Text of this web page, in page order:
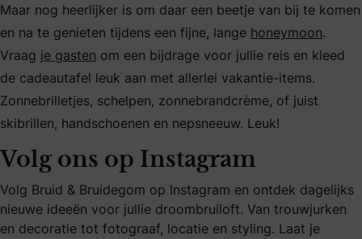
Maar nog heerlijker is om daar een beetje van bij te komen
en na te genieten tijdens een fijne, lange honeymoon.
Vraag je gasten om een bijdrage voor jullie reis en kleed
de cadeautafel leuk aan met allerlei vakantie-items.
Zonnebrilletjes, schelpen, zonnebrandcrème, of juist
skibrillen, handschoenen en nepsneeuw. Leuk!
Volg ons op Instagram
Volg Bruid & Bruidegom op Instagram en ontdek dagelijks
nieuwe ideeën voor jullie droombruiloft. Van trouwjurken
en decoratie tot fotograaf, locatie en styling. Laat je